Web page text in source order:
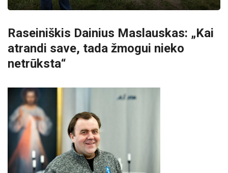
Raseiniškis Dainius Maslauskas: „Kai
atrandi save, tada žmogui nieko
netrūksta“